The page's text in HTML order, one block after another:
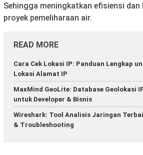
Sehingga meningkatkan efisiensi
proyek pemeliharaan air.
READ MORE
Cara Cek Lokasi IP: Panduan Lengkap
Lokasi Alamat IP
MaxMind GeoLite: Database Geolokasi
untuk Developer & Bisnis
Wireshark: Tool Analisis Jaringan
& Troubleshooting